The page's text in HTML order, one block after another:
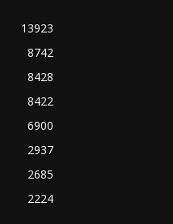
13923
8742
8428
8422
6900
2937
2685
2224